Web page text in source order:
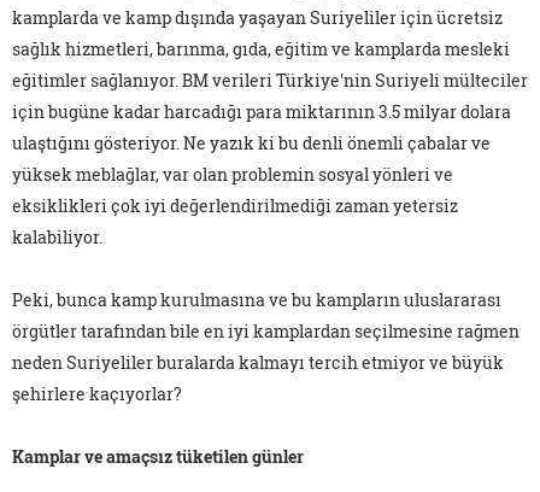
kamplarda ve kamp dışında yaşayan Suriyeliler için ücretsiz
sağlık hizmetleri, barınma, gıda, eğitim ve kamplarda mesleki
eğitimler sağlanıyor. BM verileri Türkiye'nin Suriyeli mülteciler
için bugüne kadar harcadığı para miktarının 3.5 milyar dolara
ulaştığını gösteriyor. Ne yazık ki bu denli önemli çabalar ve
yüksek meblağlar, var olan problemin sosyal yönleri ve
eksiklikleri çok iyi değerlendirilmediği zaman yetersiz
kalabiliyor.
Peki, bunca kamp kurulmasına ve bu kampların uluslararası
örgütler tarafından bile en iyi kamplardan seçilmesine rağmen
neden Suriyeliler buralarda kalmayı tercih etmiyor ve büyük
şehirlere kaçıyorlar?
Kamplar ve amaçsız tüketilen günler